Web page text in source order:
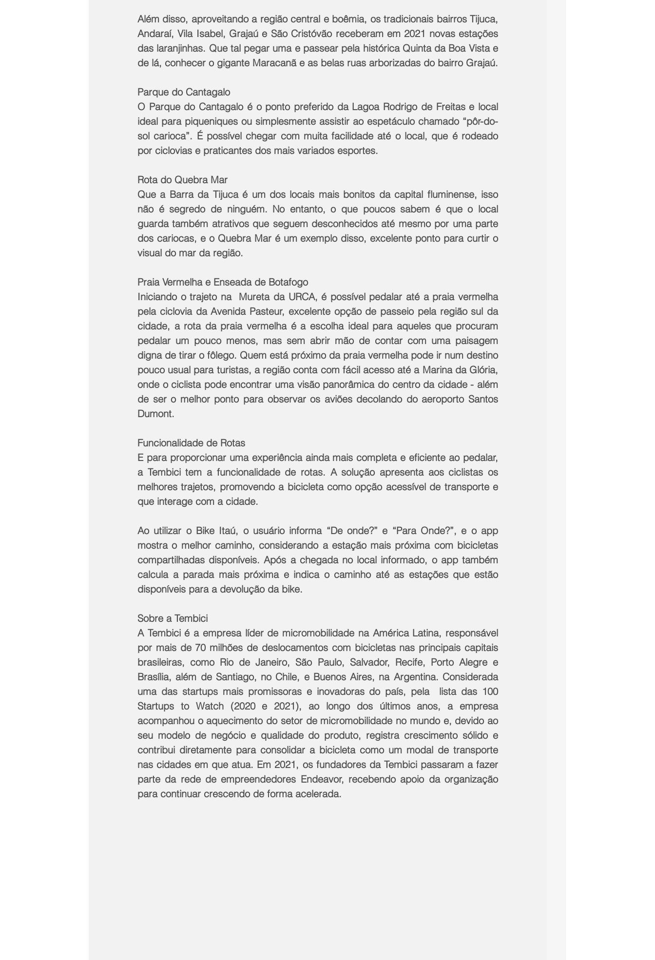
Além disso, aproveitando a região central e boêmia, os tradicionais bairros Tijuca,
Andaraí, Vila Isabel, Grajaú e São Cristóvão receberam em 2021 novas estações
das laranjinhas. Que tal pegar uma e passear pela histórica Quinta da Boa Vista e
de lá, conhecer o gigante Maracanã e as belas ruas arborizadas do bairro Grajaú.
Parque do Cantagalo
O Parque do Cantagalo é o ponto preferido da Lagoa Rodrigo de Freitas e local
ideal para piqueniques ou simplesmente assistir ao espetáculo chamado “pôr-do-
sol carioca”. É possível chegar com muita facilidade até o local, que é rodeado
por ciclovias e praticantes dos mais variados esportes.
Rota do Quebra Mar
Que a Barra da Tijuca é um dos locais mais bonitos da capital fluminense, isso
não é segredo de ninguém. No entanto, o que poucos sabem é que o local
guarda também atrativos que seguem desconhecidos até mesmo por uma parte
dos cariocas, e o Quebra Mar é um exemplo disso, excelente ponto para curtir o
visual do mar da região.
Praia Vermelha e Enseada de Botafogo
Iniciando o trajeto na  Mureta da URCA, é possível pedalar até a praia vermelha
pela ciclovia da Avenida Pasteur, excelente opção de passeio pela região sul da
cidade, a rota da praia vermelha é a escolha ideal para aqueles que procuram
pedalar um pouco menos, mas sem abrir mão de contar com uma paisagem
digna de tirar o fôlego. Quem está próximo da praia vermelha pode ir num destino
pouco usual para turistas, a região conta com fácil acesso até a Marina da Glória,
onde o ciclista pode encontrar uma visão panorâmica do centro da cidade - além
de ser o melhor ponto para observar os aviões decolando do aeroporto Santos
Dumont.
Funcionalidade de Rotas
E para proporcionar uma experiência ainda mais completa e eficiente ao pedalar,
a Tembici tem a funcionalidade de rotas. A solução apresenta aos ciclistas os
melhores trajetos, promovendo a bicicleta como opção acessível de transporte e
que interage com a cidade.
Ao utilizar o Bike Itaú, o usuário informa “De onde?” e “Para Onde?”, e o app
mostra o melhor caminho, considerando a estação mais próxima com bicicletas
compartilhadas disponíveis. Após a chegada no local informado, o app também
calcula a parada mais próxima e indica o caminho até as estações que estão
disponíveis para a devolução da bike.
Sobre a Tembici
A Tembici é a empresa líder de micromobilidade na América Latina, responsável
por mais de 70 milhões de deslocamentos com bicicletas nas principais capitais
brasileiras, como Rio de Janeiro, São Paulo, Salvador, Recife, Porto Alegre e
Brasília, além de Santiago, no Chile, e Buenos Aires, na Argentina. Considerada
uma das startups mais promissoras e inovadoras do país, pela  lista das 100
Startups to Watch (2020 e 2021), ao longo dos últimos anos, a empresa
acompanhou o aquecimento do setor de micromobilidade no mundo e, devido ao
seu modelo de negócio e qualidade do produto, registra crescimento sólido e
contribui diretamente para consolidar a bicicleta como um modal de transporte
nas cidades em que atua. Em 2021, os fundadores da Tembici passaram a fazer
parte da rede de empreendedores Endeavor, recebendo apoio da organização
para continuar crescendo de forma acelerada.